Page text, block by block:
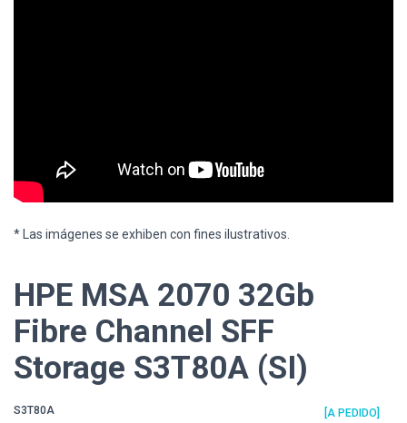
* Las imágenes se exhiben con fines ilustrativos.
HPE MSA 2070 32Gb
Fibre Channel SFF
Storage S3T80A (SI)
S3T80A [A PEDIDO]